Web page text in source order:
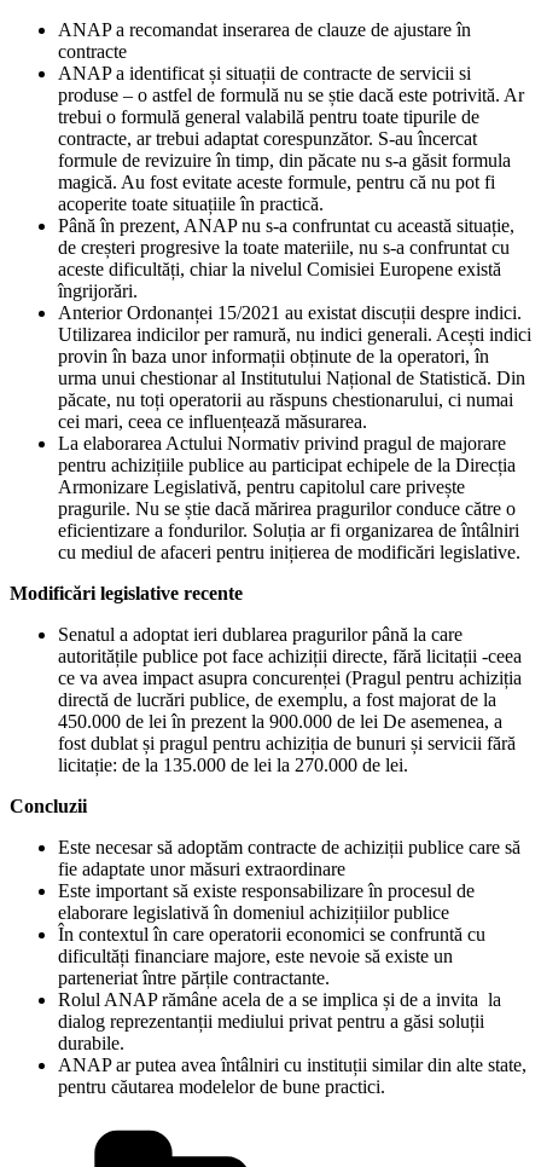
ANAP a recomandat inserarea de clauze de ajustare în
contracte
ANAP a identificat și situații de contracte de servicii si
produse – o astfel de formulă nu se știe dacă este potrivită. Ar
trebui o formulă general valabilă pentru toate tipurile de
contracte, ar trebui adaptat corespunzător. S-au încercat
formule de revizuire în timp, din păcate nu s-a găsit formula
magică. Au fost evitate aceste formule, pentru că nu pot fi
acoperite toate situațiile în practică.
Până în prezent, ANAP nu s-a confruntat cu această situație,
de creșteri progresive la toate materiile, nu s-a confruntat cu
aceste dificultăți, chiar la nivelul Comisiei Europene există
îngrijorări.
Anterior Ordonanței 15/2021 au existat discuții despre indici.
Utilizarea indicilor per ramură, nu indici generali. Acești indici
provin în baza unor informații obținute de la operatori, în
urma unui chestionar al Institutului Național de Statistică. Din
păcate, nu toți operatorii au răspuns chestionarului, ci numai
cei mari, ceea ce influențează măsurarea.
La elaborarea Actului Normativ privind pragul de majorare
pentru achizițiile publice au participat echipele de la Direcția
Armonizare Legislativă, pentru capitolul care privește
pragurile. Nu se știe dacă mărirea pragurilor conduce către o
eficientizare a fondurilor. Soluția ar fi organizarea de întâlniri
cu mediul de afaceri pentru inițierea de modificări legislative.
Modificări legislative recente
Senatul a adoptat ieri dublarea pragurilor până la care
autoritățile publice pot face achiziții directe, fără licitații -ceea
ce va avea impact asupra concurenței (Pragul pentru achiziția
directă de lucrări publice, de exemplu, a fost majorat de la
450.000 de lei în prezent la 900.000 de lei De asemenea, a
fost dublat și pragul pentru achiziția de bunuri și servicii fără
licitație: de la 135.000 de lei la 270.000 de lei.
Concluzii
Este necesar să adoptăm contracte de achiziții publice care să
fie adaptate unor măsuri extraordinare
Este important să existe responsabilizare în procesul de
elaborare legislativă în domeniul achizițiilor publice
În contextul în care operatorii economici se confruntă cu
dificultăți financiare majore, este nevoie să existe un
parteneriat între părțile contractante.
Rolul ANAP rămâne acela de a se implica și de a invita la
dialog reprezentanții mediului privat pentru a găsi soluții
durabile.
ANAP ar putea avea întâlniri cu instituții similar din alte state,
pentru căutarea modelelor de bune practici.